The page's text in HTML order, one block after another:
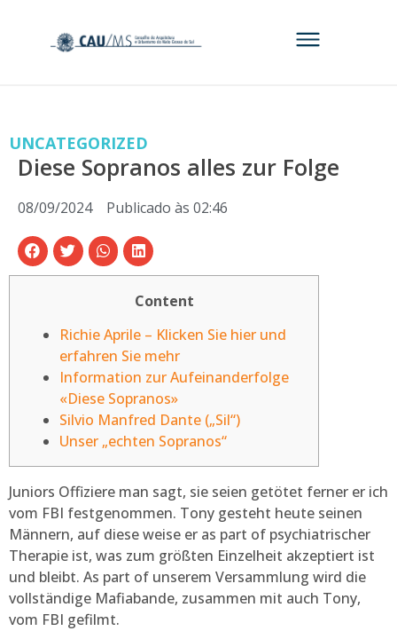
UNCATEGORIZED
Diese Sopranos alles zur Folge
08/09/2024 Publicado às 02:46
Content
Richie Aprile – Klicken Sie hier und
erfahren Sie mehr
Information zur Aufeinanderfolge
«Diese Sopranos»
Silvio Manfred Dante („Sil“)
Unser „echten Sopranos“
Juniors Offiziere man sagt, sie seien getötet ferner er ich
vom FBI festgenommen. Tony gesteht heute seinen
Männern, auf diese weise er as part of psychiatrischer
Therapie ist, was zum größten Einzelheit akzeptiert ist
und bleibt. As part of unserem Versammlung wird die
vollständige Mafiabande, zusammen mit auch Tony,
vom FBI gefilmt.